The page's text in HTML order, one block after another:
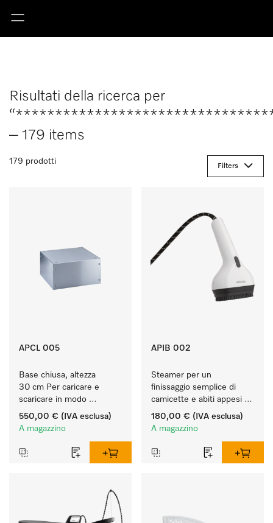
Risultati della ricerca per
– 179 items
179 prodotti
Filters
APCL 005
Base chiusa, altezza
30 cm Per caricare e
scaricare in modo
ergonomico la lavatrice e
l'essiccatoio.
550,00 € (IVA esclusa)
A magazzino
APIB 002
Steamer per un
finissaggio semplice di
camicette e abiti appesi
sulle grucce.
180,00 € (IVA esclusa)
A magazzino